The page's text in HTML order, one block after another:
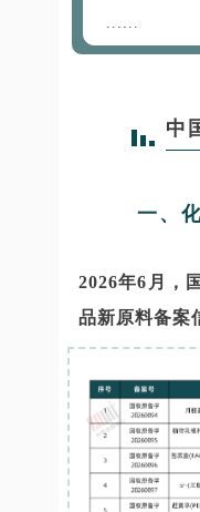
......
中
一、
2026年6月，
品新原料备案